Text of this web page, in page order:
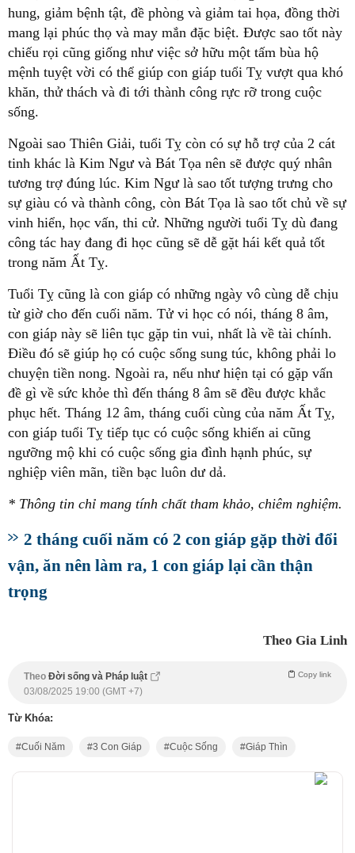
hung, giảm bệnh tật, đề phòng và giảm tai họa, đồng thời
mang lại phúc thọ và may mắn đặc biệt. Được sao tốt này
chiếu rọi cũng giống như việc sở hữu một tấm bùa hộ
mệnh tuyệt vời có thể giúp con giáp tuổi Tỵ vượt qua khó
khăn, thử thách và đi tới thành công rực rỡ trong cuộc
sống.
Ngoài sao Thiên Giải, tuổi Tỵ còn có sự hỗ trợ của 2 cát
tinh khác là Kim Ngư và Bát Tọa nên sẽ được quý nhân
tương trợ đúng lúc. Kim Ngư là sao tốt tượng trưng cho
sự giàu có và thành công, còn Bát Tọa là sao tốt chủ về sự
vinh hiển, học vấn, thi cử. Những người tuổi Tỵ dù đang
công tác hay đang đi học cũng sẽ dễ gặt hái kết quả tốt
trong năm Ất Tỵ.
Tuổi Tỵ cũng là con giáp có những ngày vô cùng dễ chịu
từ giờ cho đến cuối năm. Tử vi học có nói, tháng 8 âm,
con giáp này sẽ liên tục gặp tin vui, nhất là về tài chính.
Điều đó sẽ giúp họ có cuộc sống sung túc, không phải lo
chuyện tiền nong. Ngoài ra, nếu như hiện tại có gặp vấn
đề gì về sức khỏe thì đến tháng 8 âm sẽ đều được khắc
phục hết. Tháng 12 âm, tháng cuối cùng của năm Ất Tỵ,
con giáp tuổi Tỵ tiếp tục có cuộc sống khiến ai cũng
ngưỡng mộ khi có cuộc sống gia đình hạnh phúc, sự
nghiệp viên mãn, tiền bạc luôn dư dả.
* Thông tin chỉ mang tính chất tham khảo, chiêm nghiệm.
2 tháng cuối năm có 2 con giáp gặp thời đổi
vận, ăn nên làm ra, 1 con giáp lại cần thận
trọng
Theo Gia Linh
Theo Đời sống và Pháp luật Copy link
03/08/2025 19:00 (GMT +7)
Từ Khóa:
Cuối Năm 3 Con Giáp Cuộc Sống Giáp Thìn